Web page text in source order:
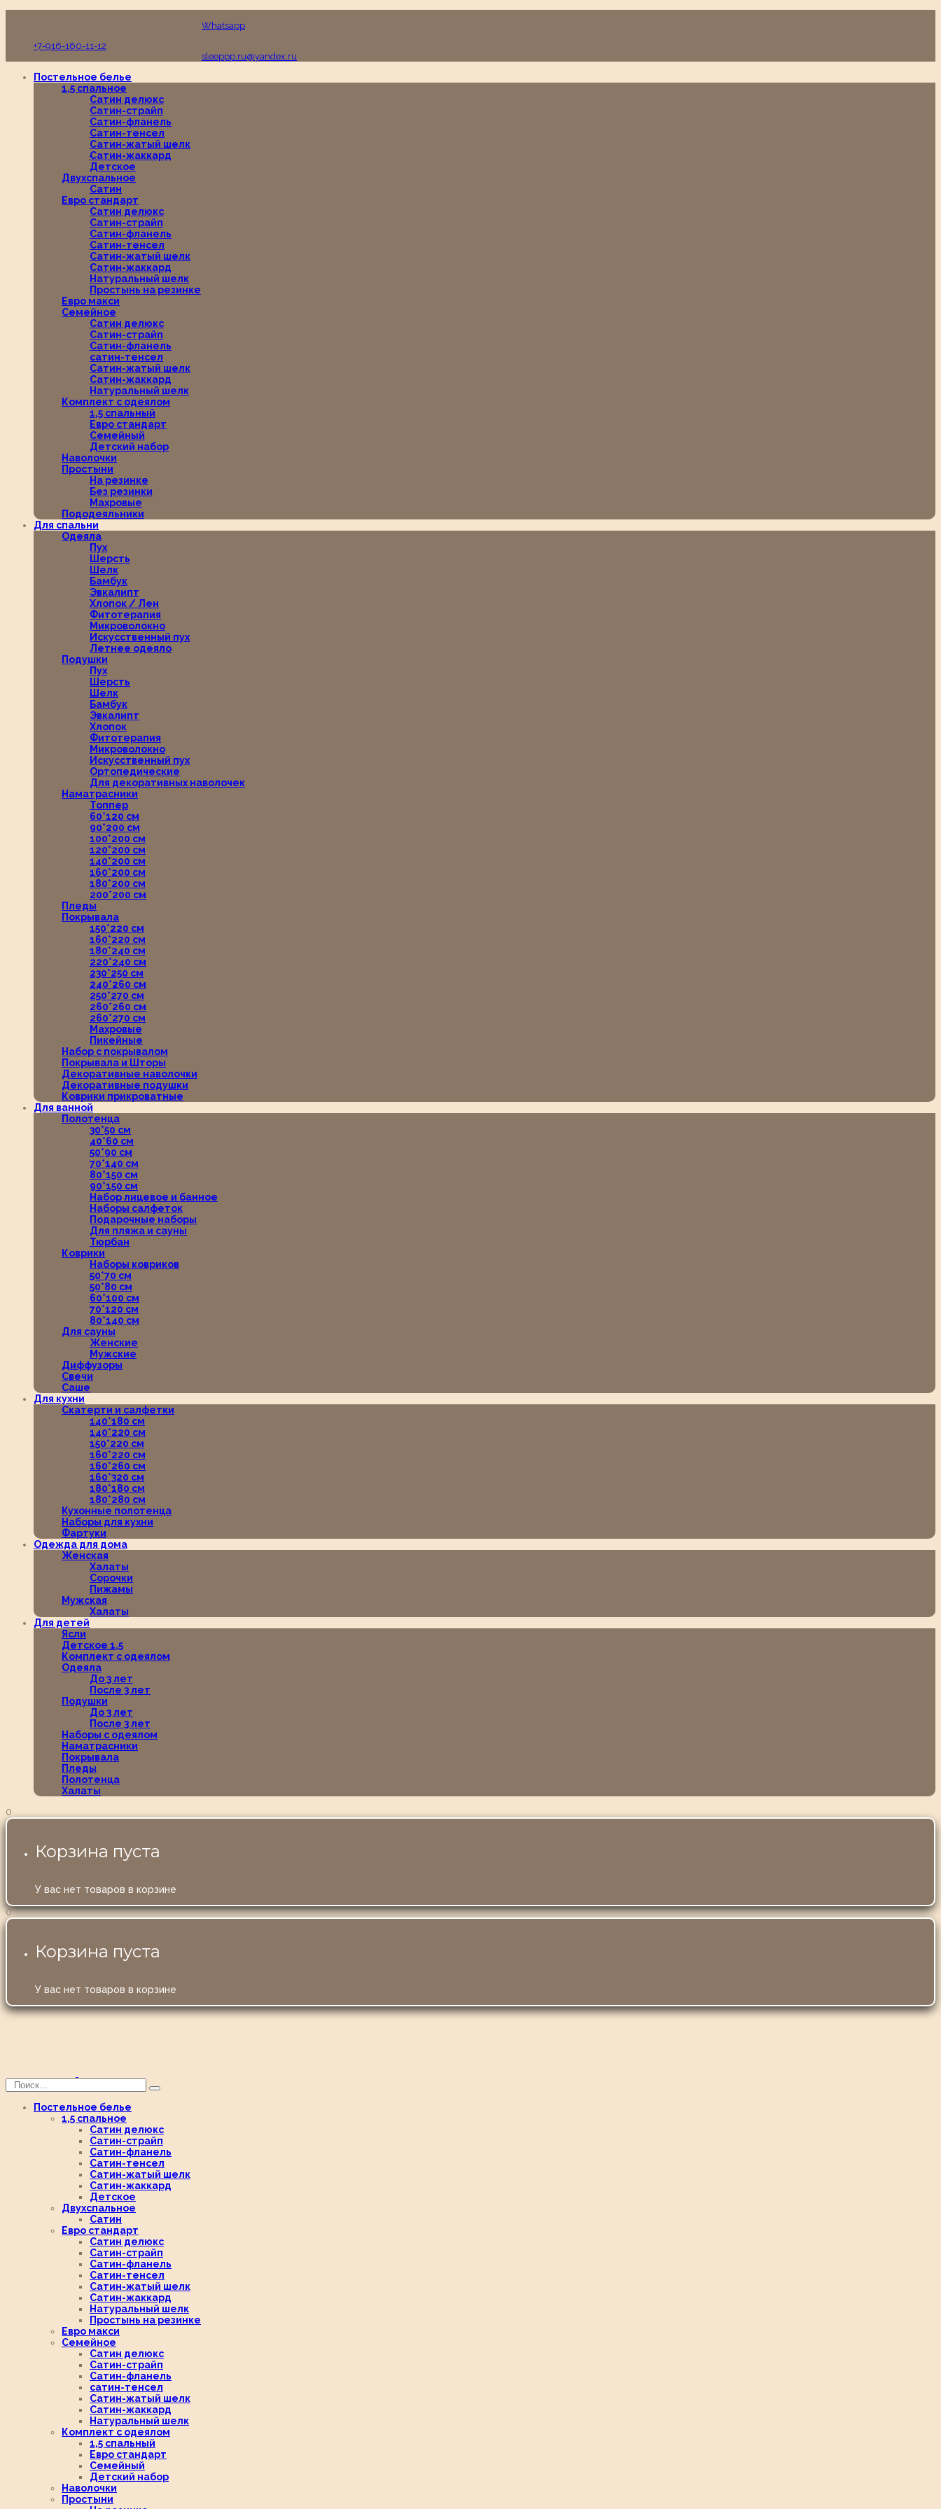
Whatsapp
+7-916-160-11-12
sleeppp.ru@yandex.ru
Постельное белье
1,5 спальное
Сатин делюкс
Сатин-страйп
Сатин-фланель
Сатин-тенсел
Сатин-жатый шелк
Сатин-жаккард
Детское
Двухспальное
Сатин
Евро стандарт
Сатин делюкс
Сатин-страйп
Сатин-фланель
Сатин-тенсел
Сатин-жатый шелк
Сатин-жаккард
Натуральный шелк
Простынь на резинке
Евро макси
Семейное
Сатин делюкс
Сатин-страйп
Сатин-фланель
сатин-тенсел
Сатин-жатый шелк
Сатин-жаккард
Натуральный шелк
Комплект с одеялом
1,5 спальный
Евро стандарт
Семейный
Детский набор
Наволочки
Простыни
На резинке
Без резинки
Махровые
Пододеяльники
Для спальни
Одеяла
Пух
Шерсть
Шелк
Бамбук
Эвкалипт
Хлопок / Лен
Фитотерапия
Микроволокно
Искусственный пух
Летнее одеяло
Подушки
Пух
Шерсть
Шелк
Бамбук
Эвкалипт
Хлопок
Фитотерапия
Микроволокно
Искусственный пух
Ортопедические
Для декоративных наволочек
Наматрасники
Топпер
60*120 см
90*200 см
100*200 см
120*200 см
140*200 см
160*200 см
180*200 см
200*200 см
Пледы
Покрывала
150*220 см
160*220 см
180*240 см
220*240 см
230*250 см
240*260 см
250*270 см
260*260 см
260*270 см
Махровые
Пикейные
Набор с покрывалом
Покрывала и Шторы
Декоративные наволочки
Декоративные подушки
Коврики прикроватные
Для ванной
Полотенца
30*50 см
40*60 см
50*90 см
70*140 см
80*150 см
90*150 см
Набор лицевое и банное
Наборы салфеток
Подарочные наборы
Для пляжа и сауны
Тюрбан
Коврики
Наборы ковриков
50*70 см
50*80 см
60*100 см
70*120 см
80*140 см
Для сауны
Женские
Мужские
Диффузоры
Свечи
Саше
Для кухни
Скатерти и салфетки
140*180 см
140*220 см
150*220 см
160*220 см
160*260 см
160*320 см
180*180 см
180*280 см
Кухонные полотенца
Наборы для кухни
Фартуки
Одежда для дома
Женская
Халаты
Сорочки
Пижамы
Мужская
Халаты
Для детей
Ясли
Детское 1,5
Комплект с одеялом
Одеяла
До 3 лет
После 3 лет
Подушки
До 3 лет
После 3 лет
Наборы с одеялом
Наматрасники
Покрывала
Пледы
Полотенца
Халаты
0
Корзина пуста
У вас нет товаров в корзине
0
Корзина пуста
У вас нет товаров в корзине
Постельное белье
1,5 спальное
Сатин делюкс
Сатин-страйп
Сатин-фланель
Сатин-тенсел
Сатин-жатый шелк
Сатин-жаккард
Детское
Двухспальное
Сатин
Евро стандарт
Сатин делюкс
Сатин-страйп
Сатин-фланель
Сатин-тенсел
Сатин-жатый шелк
Сатин-жаккард
Натуральный шелк
Простынь на резинке
Евро макси
Семейное
Сатин делюкс
Сатин-страйп
Сатин-фланель
сатин-тенсел
Сатин-жатый шелк
Сатин-жаккард
Натуральный шелк
Комплект с одеялом
1,5 спальный
Евро стандарт
Семейный
Детский набор
Наволочки
Простыни